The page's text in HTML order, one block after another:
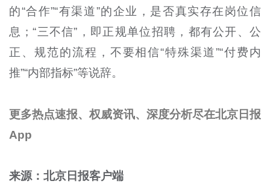
的“合作”“有渠道”的企业，是否真实存在岗位信
息；“三不信”，即正规单位招聘，都有公开、公
正、规范的流程，不要相信“特殊渠道”“付费内
推”“内部指标”等说辞。
更多热点速报、权威资讯、深度分析尽在北京日报
App
来源：北京日报客户端